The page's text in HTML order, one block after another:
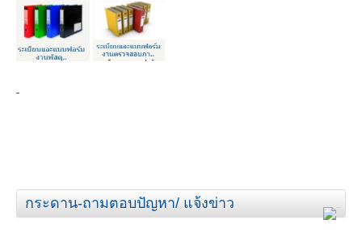
กระดาน-ถามตอบปัญหา/ แจ้งข่าว